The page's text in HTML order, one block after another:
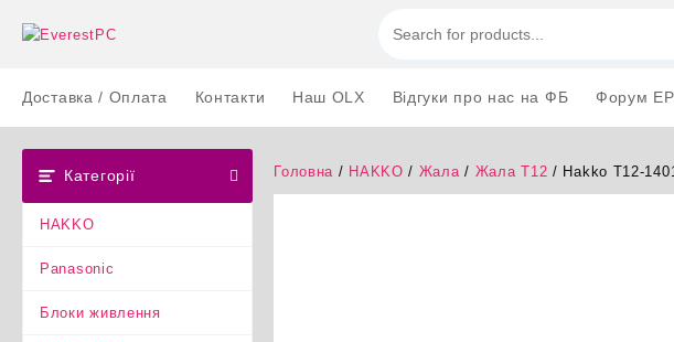
Доставка / Оплата Контакти Наш OLX Відгуки про нас на ФБ Форум
Категорії
HAKKO
Panasonic
Блоки живлення
Головна / HAKKO / Жала/ Жала T12 / Hakko T12-